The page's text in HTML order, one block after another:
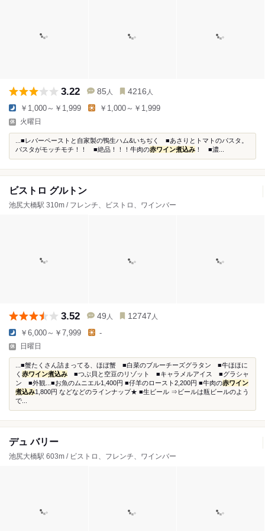
3.22 85 人 4216 人
￥1,000～￥1,999 ￥1,000～￥1,999
火曜日
...■レバーペーストと自家製の鴨生ハム&いちぢく ■あさりとトマトのパスタ。
パスタがモッチモチ！！ ■絶品！！！牛肉の赤ワイン煮込み ！ ■濃...
ビストロ グルトン
池尻大橋駅 310m / フレンチ、ビストロ、ワインバー
3.52 49 人 12747 人
￥6,000～￥7,999 -
日曜日
...■蟹たくさん詰まってる、ほぼ蟹 ■白菜のブルーチーズグラタン ■牛ほほに
く 赤ワイン煮込み ■つぶ貝と空豆のリゾット ■キャラメルアイス ■グラシャ
ン ■外観...■お魚のムニエル1,400円 ■仔羊のロースト2,200円 ■牛肉の赤ワイン
煮込み1,800円 などなどのラインナップ★ ■生ビール ⇒ビールは瓶ビールのよう
で...
デュ バリー
池尻大橋駅 603m / ビストロ、フレンチ、ワインバー